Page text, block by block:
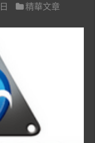
精華文章